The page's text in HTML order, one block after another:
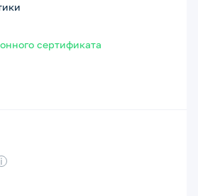
сертификата
i